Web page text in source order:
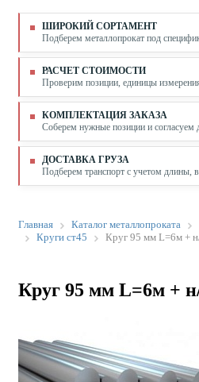
ШИРОКИЙ СОРТАМЕНТ
Подберем металлопрокат под
РАСЧЕТ СТОИМОСТИ
Проверим позиции, единицы
КОМПЛЕКТАЦИЯ ЗАКАЗА
Соберем нужные позиции и согласуем
ДОСТАВКА ГРУЗА
Подберем транспорт с учетом длины,
Главная Каталог металлопроката
Круги ст45
Круг 95 мм L=6м +
Круг 95 мм L=6м +